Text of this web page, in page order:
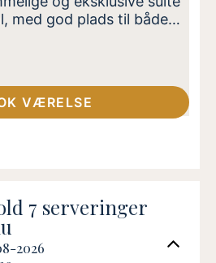
med god plads til både
par, med større børn
med
med to
til sauna.
VÆRELSE
7 serveringer
2026